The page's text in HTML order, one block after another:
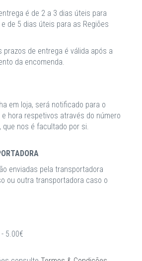
é de 2 a 3 dias úteis para
de 5 dias úteis para as Regiões
prazos de entrega é válida após a
da encomenda.
em loja, será notificado para o
hora respetivos através do número
que nos é facultado por si.
enviadas pela transportadora
ou outra transportadora caso o
5.00€